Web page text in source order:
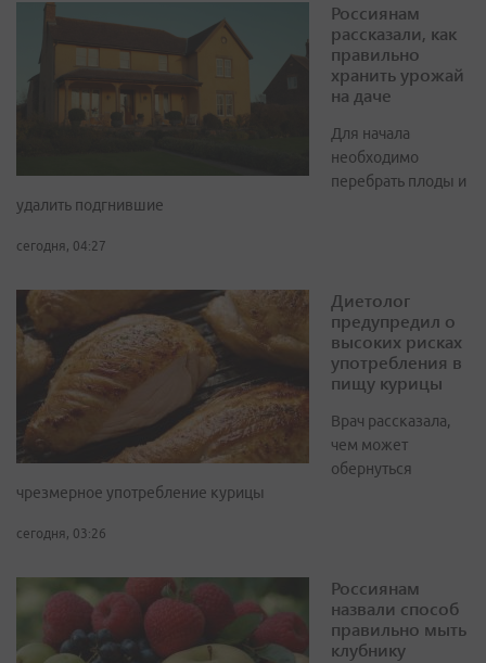
Россиянам
рассказали, как
правильно
хранить урожай
на даче
Для начала
необходимо
перебрать плоды и
удалить подгнившие
сегодня, 04:27
Диетолог
предупредил о
высоких рисках
употребления в
пищу курицы
Врач рассказала,
чем может
обернуться
чрезмерное употребление курицы
сегодня, 03:26
Россиянам
назвали способ
правильно мыть
клубнику